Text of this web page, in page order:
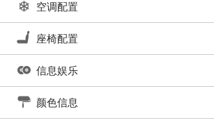
空调配置
座椅配置
信息娱乐
颜色信息